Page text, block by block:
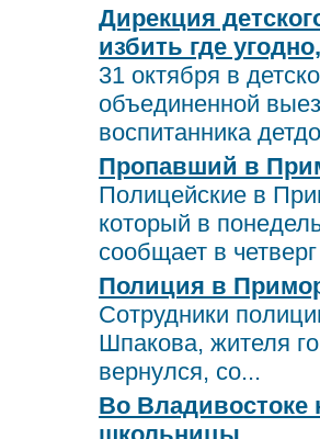
Дирекция
избить где
31 октября в
объединенной
воспитанника
Пропавший в
Полицейские в
который в
сообщает в
Полиция в
Сотрудники
Шпакова, жителя
вернулся, со...
Во Владивостоке